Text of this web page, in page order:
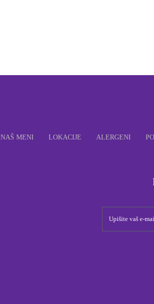
NAŠ MENI LOKACIJE ALERGENI